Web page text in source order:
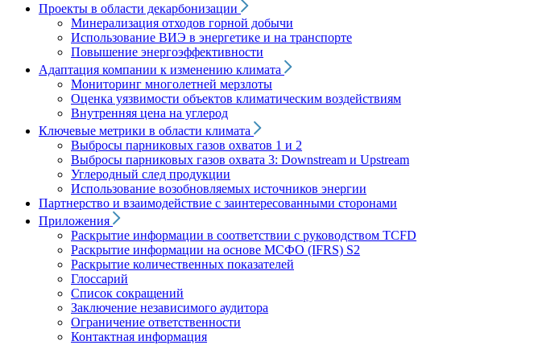
Проекты в области декарбонизации
Минерализация отходов горной добычи
Использование ВИЭ в энергетике и на транспорте
Повышение энергоэффективности
Адаптация компании к изменению климата
Мониторинг многолетней мерзлоты
Оценка уязвимости объектов климатическим воздействиям
Внутренняя цена на углерод
Ключевые метрики в области климата
Выбросы парниковых газов охватов 1 и 2
Выбросы парниковых газов охвата 3: Downstream и Upstream
Углеродный след продукции
Использование возобновляемых источников энергии
Партнерство и взаимодействие с заинтересованными сторонами
Приложения
Раскрытие информации в соответствии с руководством TCFD
Раскрытие информации на основе МСФО (IFRS) S2
Раскрытие количественных показателей
Глоссарий
Список сокращений
Заключение независимого аудитора
Ограничение ответственности
Контактная информация